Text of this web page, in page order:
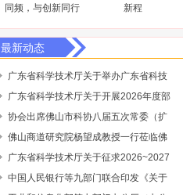
同频，与创新同行
新程
最新动态
广东省科学技术厅关于举办广东省科技
保险后奖补管理办法及2027年广东省科
技与金融结合专项申报指南政策解读培
训会的通知
广东省科学技术厅关于开展2026年度部
级科技型企业孵化器推荐工作的通知
协会出席佛山市科协八届五次常委（扩
大）会议
佛山商道研究院杨望成教授一行莅临佛
山市科技金融协会调研指导
广东省科学技术厅关于征求2026~2027
年度广东省重点领域研发计划“低空与商
中国人民银行等九部门联合印发《关于